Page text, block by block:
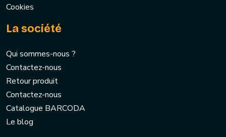
Cookies
La société
Qui sommes-nous ?
Contactez-nous
Retour produit
Contactez-nous
Catalogue BARCODA
Le blog